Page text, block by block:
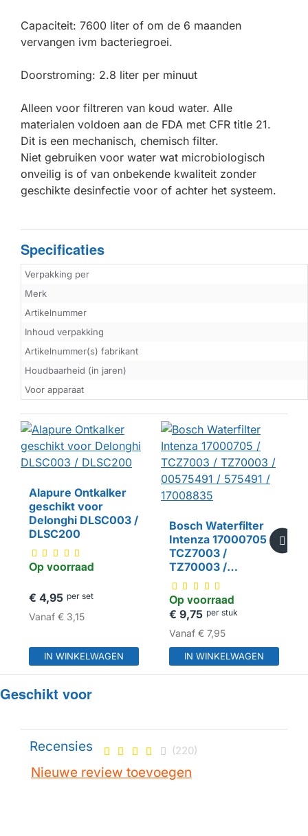
Capaciteit: 7600 liter of om de 6 maanden
vervangen ivm bacteriegroei.
Doorstroming: 2.8 liter per minuut
Alleen voor filtreren van koud water. Alle
materialen voldoen aan de FDA met CFR title 21.
Dit is een mechanisch, chemisch filter.
Niet gebruiken voor water wat microbiologisch
onveilig is of van onbekende kwaliteit zonder
geschikte desinfectie voor of achter het systeem.
Specificaties
Verpakking per
Merk
Artikelnummer
Inhoud verpakking
Artikelnummer(s) fabrikant
Houdbaarheid (in jaren)
Voor apparaat
HUISMERK
Op voorraad
Alapure Ontkalker
geschikt voor
Delonghi DLSC003 /
DLSC200
€ 4,95 per set
Vanaf € 3,15
IN WINKELWAGEN
Op voorraad
Bosch Waterfilter
Intenza 17000705 /
TCZ7003 /
TZ70003 /
00575491 / 575491 /
17008835
€ 9,75 per stuk
Vanaf€ 7,95
IN WINKELWAGEN
Geschikt voor
Recensies (220)
Nieuwe review toevoegen